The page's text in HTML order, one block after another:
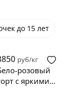
до 15 лет
руб/кг
розовый
с яркими